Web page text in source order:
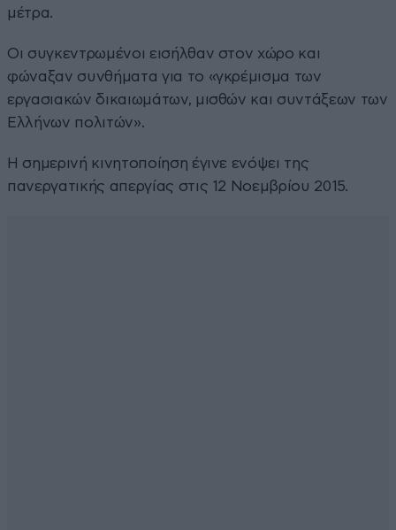
μέτρα.
Οι συγκεντρωμένοι εισήλθαν στον χώρο και
φώναξαν συνθήματα για το «γκρέμισμα των
εργασιακών δικαιωμάτων, μισθών και συντάξεων των
Ελλήνων πολιτών».
Η σημερινή κινητοποίηση έγινε ενόψει της
πανεργατικής απεργίας στις 12 Νοεμβρίου 2015.